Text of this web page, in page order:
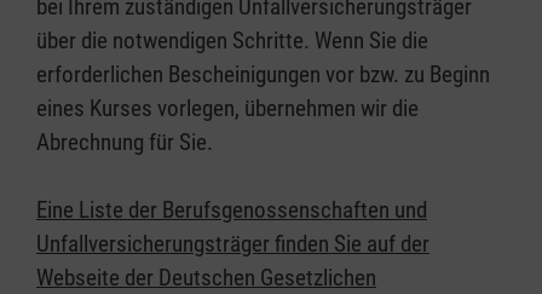
bei Ihrem zuständigen Unfallversicherungsträger
über die notwendigen Schritte. Wenn Sie die
erforderlichen Bescheinigungen vor bzw. zu Beginn
eines Kurses vorlegen, übernehmen wir die
Abrechnung für Sie.
Eine Liste der Berufsgenossenschaften und
Unfallversicherungsträger finden Sie auf der
Webseite der Deutschen Gesetzlichen